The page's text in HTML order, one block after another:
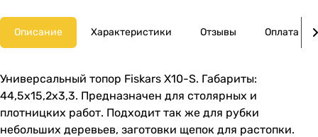
Описание Характеристики Отзывы Оплата
Универсальный топор Fiskars X10-S. Габариты:
44,5x15,2x3,3. Предназначен для столярных и
плотницких работ. Подходит так же для рубки
небольших деревьев, заготовки щепок для растопки.